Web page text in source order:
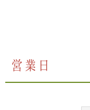
営業日